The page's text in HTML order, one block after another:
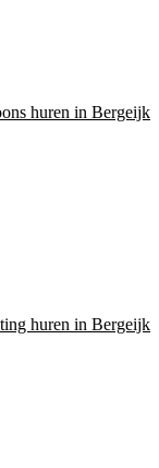
huren in Bergeijk
huren in Bergeijk